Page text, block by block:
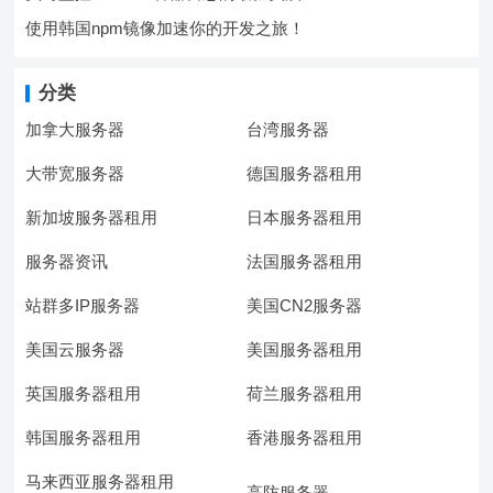
使用韩国npm镜像加速你的开发之旅！
分类
加拿大服务器 台湾服务器
大带宽服务器 德国服务器租用
新加坡服务器租用 日本服务器租用
服务器资讯 法国服务器租用
站群多IP服务器 美国CN2服务器
美国云服务器 美国服务器租用
英国服务器租用 荷兰服务器租用
韩国服务器租用 香港服务器租用
马来西亚服务器租用